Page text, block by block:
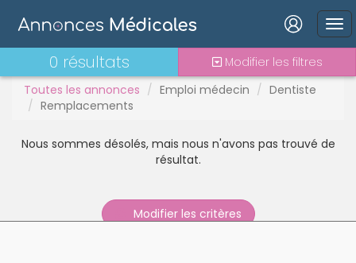
Connexion
Mot de passe oublié ?
Se connecter avec Google
Toutes les annonces Emploi médecin
Dentiste
Remplacements
0 résultats Modifier les filtres
Statut TNS
Vacations
Nous sommes désolés, mais nous n'avons pas trouvé de
résultat.
Modifier les critères